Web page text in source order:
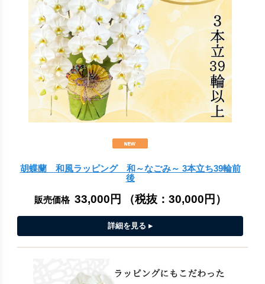
胡蝶蘭 和風ラッピング 和～なごみ～ 3本立ち39輪前
後
販売価格 33,000円 （税抜： 30,000円 ）